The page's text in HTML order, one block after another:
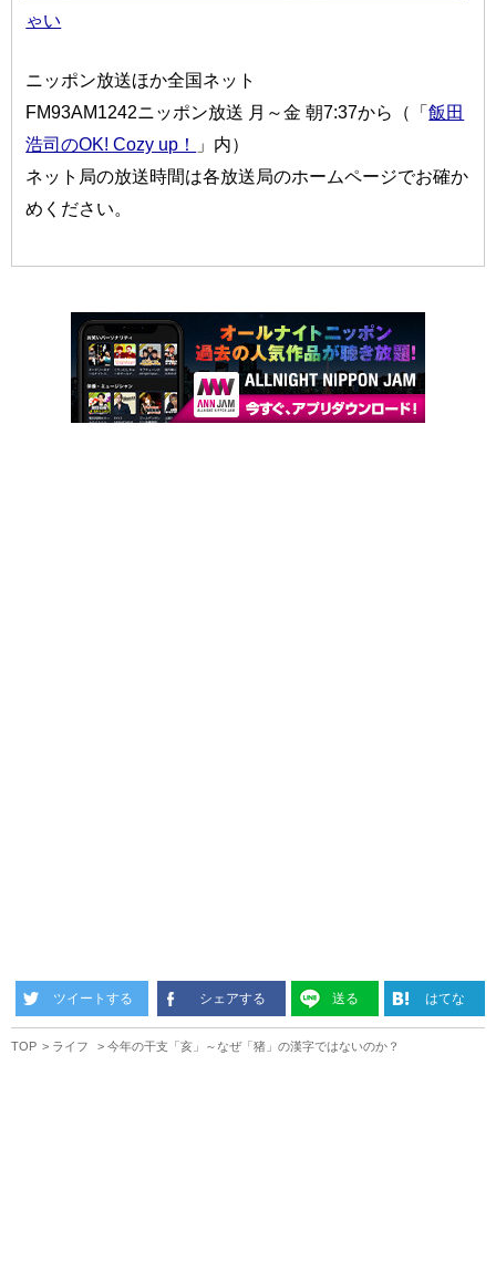
ゃい
ニッポン放送ほか全国ネット
FM93AM1242ニッポン放送 月～金 朝7:37から（「飯田
浩司のOK! Cozy up！
」内）
ネット局の放送時間は各放送局のホームページでお確か
めください。
ツイートする シェアする 送る はてな
TOP ライフ 今年の干支「亥」～なぜ「猪」の漢字ではないのか？